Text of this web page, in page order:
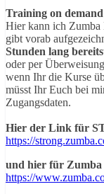
Training on
Hier kann ich Zumba
gibt vorab
Stunden lang
oder per
wenn Ihr die Kurse
müsst Ihr Euch bei
Zugangsdaten.
Hier der Link für
https://
und hier für Zumba
https://